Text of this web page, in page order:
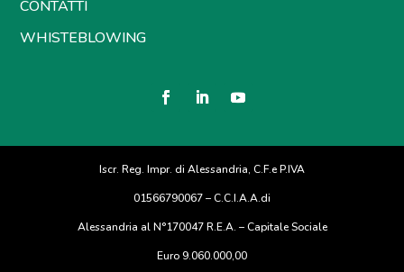
CONTATTI
WHISTEBLOWING
Iscr. Reg. Impr. di Alessandria, C.F.e P.IVA
01566790067 – C.C.I.A.A.di
Alessandria al N°170047 R.E.A. – Capitale Sociale
Euro 9.060.000,00